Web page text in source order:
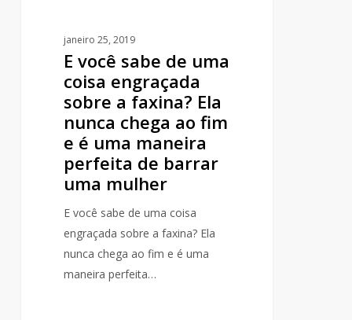
janeiro 25, 2019
E você sabe de uma
coisa engraçada
sobre a faxina? Ela
nunca chega ao fim
e é uma maneira
perfeita de barrar
uma mulher
E você sabe de uma coisa
engraçada sobre a faxina? Ela
nunca chega ao fim e é uma
maneira perfeita…